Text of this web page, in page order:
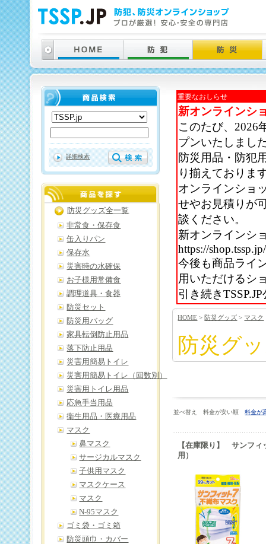
重要なおしらせ
新オンラインシ
このたび、2026
プンいたしまし
防災用品・防犯
り揃えておりま
オンラインショ
せやお見積りが
談ください。
新オンラインシ
https://shop.tssp.jp/
今後も商品ライ
用いただけるシ
引き続き
HOME >防災グッズ > マスク
防災グ
並べ替え 料金が安い順料金が
【在庫限り】 サンフィ
用）
詳細検索
防災グッズ全一覧
非常食・保存食
缶入りパン
保存水
災害時の水確保
お子様用常備食
調理道具・食器
防災セット
防災用バッグ
家具転倒防止用品
落下防止用品
災害用簡易トイレ
災害用簡易トイレ（回数別）
災害用トイレ用品
応急手当用品
衛生用品・医療用品
マスク
鼻マスク
サージカルマスク
子供用マスク
マスクケース
マスク
N-95マスク
ゴミ袋・ゴミ箱
防災頭巾・カバー